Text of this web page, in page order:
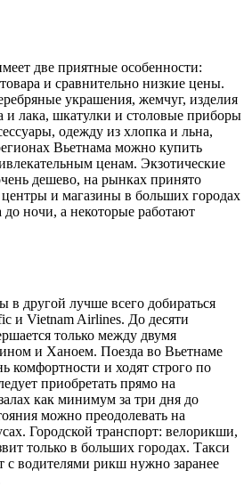
две приятные особенности:
и сравнительно низкие цены.
украшения, жемчуг, изделия
и лака, шкатулки и столовые приборы
одежду из хлопка и льна,
Вьетнама можно купить
ценам. Экзотические
дешево, на рынках принято
центры и магазины в больших городах
до ночи, а некоторые работают
в другой лучше всего добираться
и Vietnam Airlines. До десяти
только между двумя
и Ханоем. Поезда во Вьетнаме
комфортности и ходят строго по
приобретать прямо на
как минимум за три дня до
можно преодолевать на
Городской транспорт: велорикши,
только в больших городах. Такси
с водителями рикш нужно заранее